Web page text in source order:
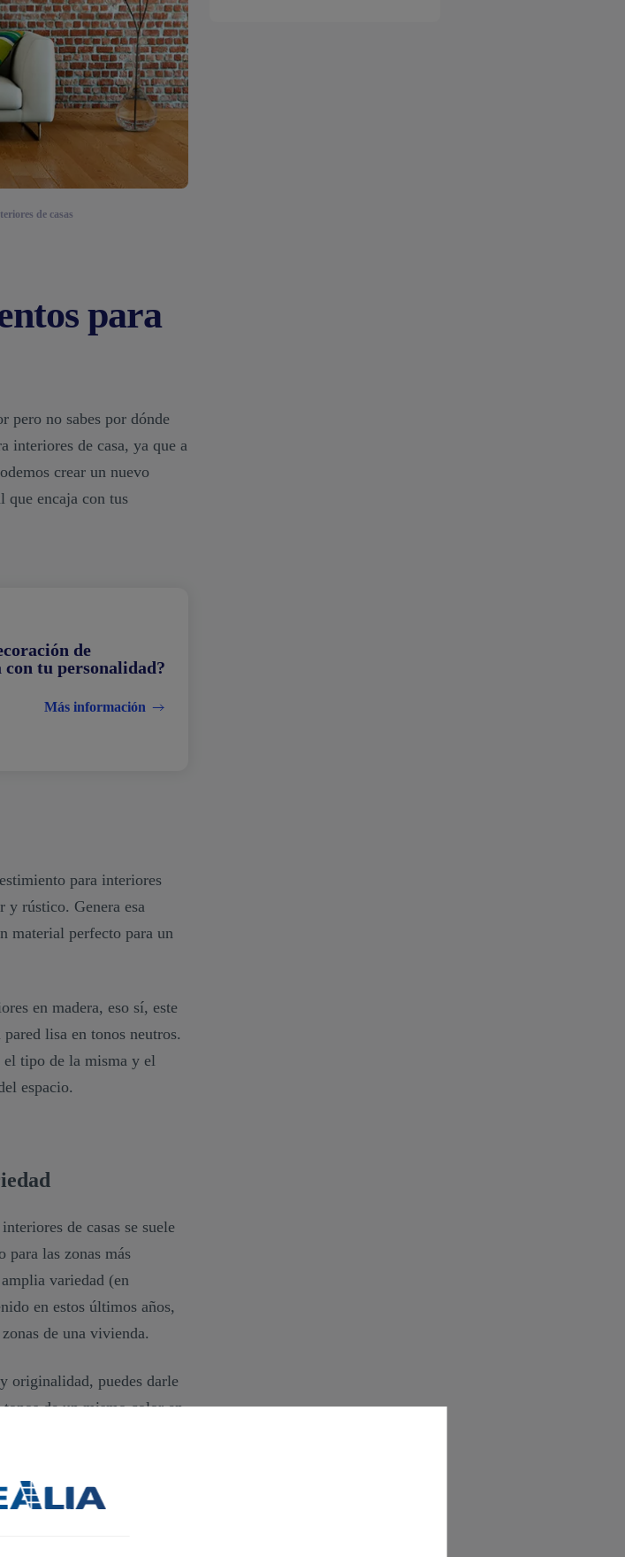
de casas
para
pero no sabes por dónde
interiores de casa, ya que a
crear un nuevo
que encaja con tus
de
tu personalidad?
Más información
para interiores
y rústico. Genera esa
material perfecto para un
en madera, eso sí, este
lisa en tonos neutros.
el tipo de la misma y el
espacio.
de casas se suele
para las zonas más
variedad (en
en estos últimos años,
de una vivienda.
originalidad, puedes darle
de un mismo color en